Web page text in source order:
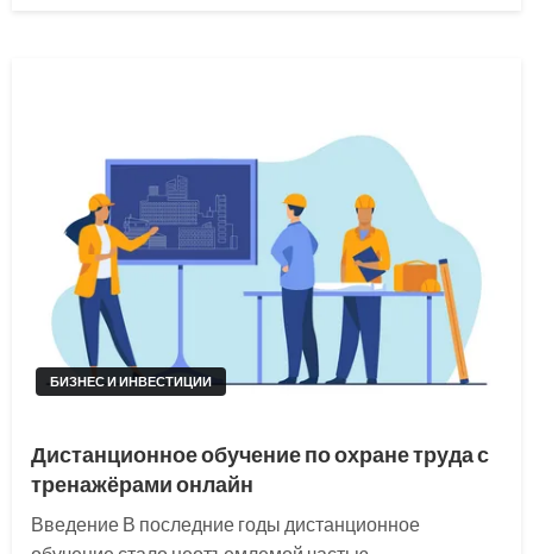
БИЗНЕС И ИНВЕСТИЦИИ
Дистанционное обучение по охране труда с
тренажёрами онлайн
Введение В последние годы дистанционное